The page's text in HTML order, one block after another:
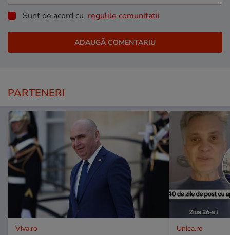
Sunt de acord cu regulile comunitatii
PARTENERI
Viva.ro Unica.ro